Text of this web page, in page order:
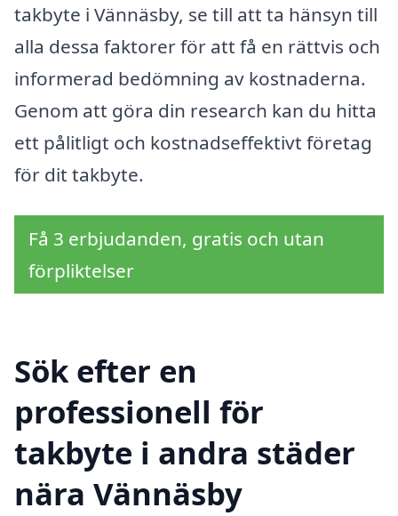
takbyte i Vännäsby, se till att ta hänsyn till
alla dessa faktorer för att få en rättvis och
informerad bedömning av kostnaderna.
Genom att göra din research kan du hitta
ett pålitligt och kostnadseffektivt företag
för dit takbyte.
Få 3 erbjudanden, gratis och utan
förpliktelser
Sök efter en
professionell för
takbyte i andra städer
nära Vännäsby